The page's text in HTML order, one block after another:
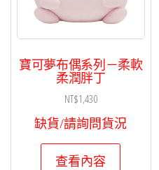
寶可夢布偶系列－柔軟
柔潤胖丁
NT$1,430
缺貨/請詢問貨況
查看內容